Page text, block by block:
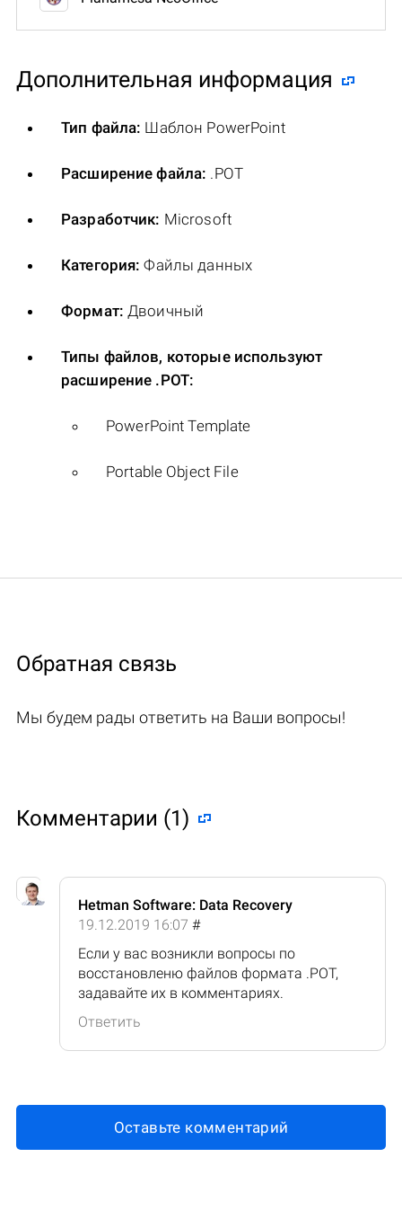
Дополнительная информация
Тип файла: Шаблон PowerPoint
Расширение файла: .POT
Разработчик: Microsoft
Категория: Файлы данных
Формат: Двоичный
Типы файлов, которые используют
расширение .POT:
PowerPoint Template
Portable Object File
Обратная связь
Мы будем рады ответить на Ваши вопросы!
Комментарии (1)
Hetman Software: Data Recovery
19.12.2019 16:07 #
Если у вас возникли вопросы по
восстановленю файлов формата .POT,
задавайте их в комментариях.
Ответить
Оставьте комментарий